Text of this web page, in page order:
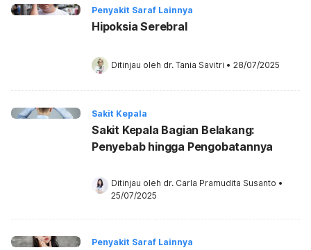
Penyakit Saraf Lainnya
Hipoksia Serebral
Ditinjau oleh dr. Tania Savitri • 28/07/2025
Sakit Kepala
Sakit Kepala Bagian Belakang:
Penyebab hingga Pengobatannya
Ditinjau oleh dr. Carla Pramudita Susanto •
25/07/2025
Penyakit Saraf Lainnya